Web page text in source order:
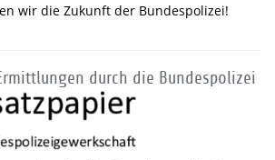
wir die Zukunft der Bundespolizei!
durch die Bundespolizei